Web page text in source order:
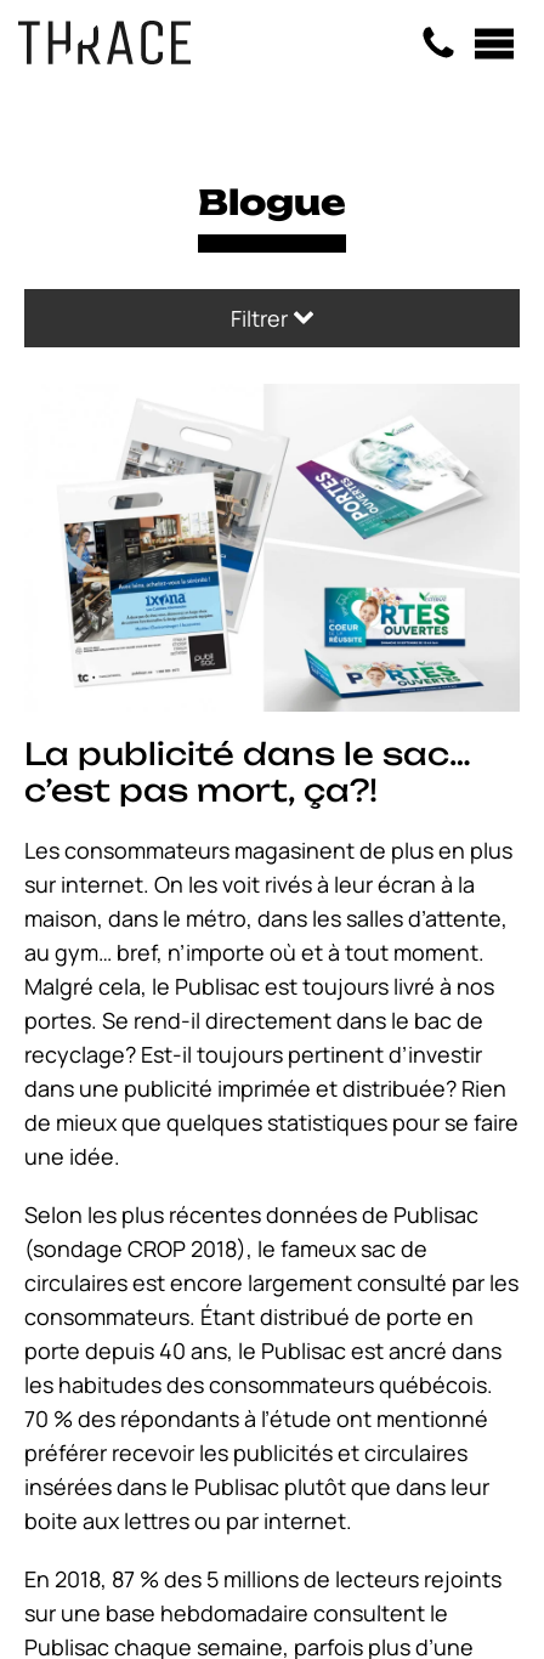
Blogue
Filtrer
La publicité dans le sac…
c’est pas mort, ça?!
Les consommateurs magasinent de plus en plus
sur internet. On les voit rivés à leur écran à la
maison, dans le métro, dans les salles d’attente,
au gym… bref, n’importe où et à tout moment.
Malgré cela, le Publisac est toujours livré à nos
portes. Se rend-il directement dans le bac de
recyclage? Est-il toujours pertinent d’investir
dans une publicité imprimée et distribuée? Rien
de mieux que quelques statistiques pour se faire
une idée.
Selon les plus récentes données de Publisac
(sondage CROP 2018), le fameux sac de
circulaires est encore largement consulté par les
consommateurs. Étant distribué de porte en
porte depuis 40 ans, le Publisac est ancré dans
les habitudes des consommateurs québécois.
70 % des répondants à l’étude ont mentionné
préférer recevoir les publicités et circulaires
insérées dans le Publisac plutôt que dans leur
boite aux lettres ou par internet.
En 2018, 87 % des 5 millions de lecteurs rejoints
sur une base hebdomadaire consultent le
Publisac chaque semaine, parfois plus d’une